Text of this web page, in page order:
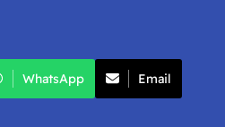
WhatsApp Email